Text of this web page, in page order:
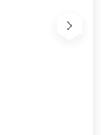
时运行
卡顿，稳定挂机项
防御速度与防御
，有效为您的业务
优秀
封堵，有效保证网
优选方案
迟较低。
佳
，建议使用线路套
Windows
时运行
卡顿，稳定挂机项
防御速度与防御
，有效为您的业务